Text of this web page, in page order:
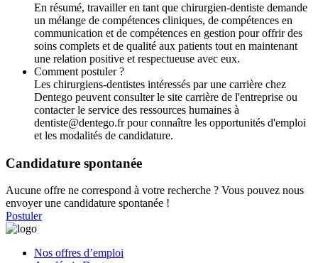
En résumé, travailler en tant que chirurgien-dentiste demande
un mélange de compétences cliniques, de compétences en
communication et de compétences en gestion pour offrir des
soins complets et de qualité aux patients tout en maintenant
une relation positive et respectueuse avec eux.
Comment postuler ?
Les chirurgiens-dentistes intéressés par une carrière chez
Dentego peuvent consulter le site carrière de l'entreprise ou
contacter le service des ressources humaines à
dentiste@dentego.fr pour connaître les opportunités d'emploi
et les modalités de candidature.
Candidature spontanée
Aucune offre ne correspond à votre recherche ? Vous pouvez nous
envoyer une candidature spontanée !
Postuler
Nos offres d’emploi